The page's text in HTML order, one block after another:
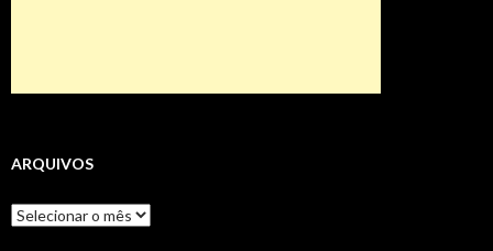
ARQUIVOS
Arquivos